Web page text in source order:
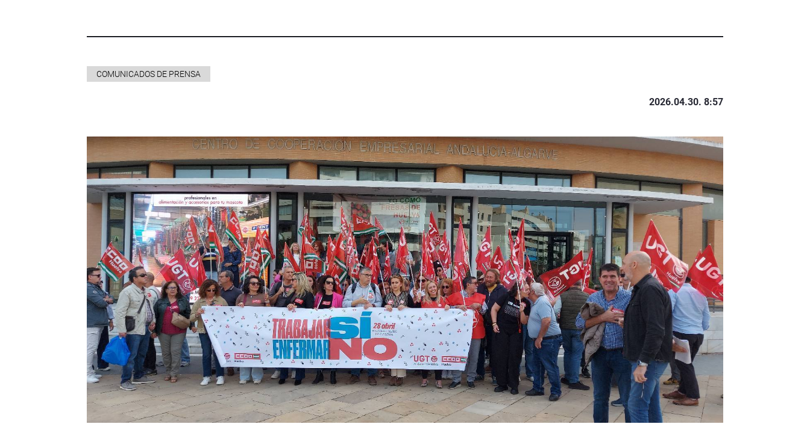
COMUNICADOS DE PRENSA
2026.04.30. 8:57